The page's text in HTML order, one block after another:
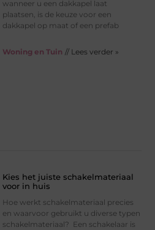
wanneer u een dakkapel laat
plaatsen, is de keuze voor een
dakkapel op maat of een prefab
Woning en Tuin // Lees verder »
Kies het juiste schakelmateriaal
voor in huis
Hoe werkt schakelmateriaal precies
en waarvoor gebruikt u diverse typen
schakelmateriaal? Een schakelaar is